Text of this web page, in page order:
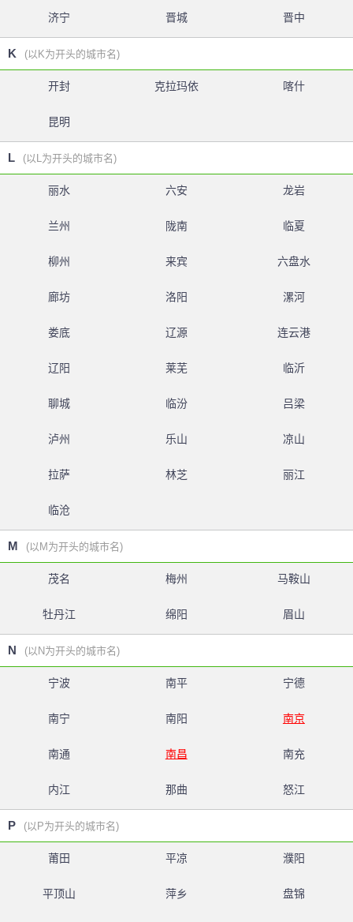
济宁 晋城 晋中
K (以K为开头的城市名)
开封 克拉玛依 喀什
昆明
L (以L为开头的城市名)
丽水 六安 龙岩
兰州 陇南 临夏
柳州 来宾 六盘水
廊坊 洛阳 漯河
娄底 辽源 连云港
辽阳 莱芜 临沂
聊城 临汾 吕梁
泸州 乐山 凉山
拉萨 林芝 丽江
临沧
M (以M为开头的城市名)
茂名 梅州 马鞍山
牡丹江 绵阳 眉山
N (以N为开头的城市名)
宁波 南平 宁德
南宁 南阳 南京
南通 南昌 南充
内江 那曲 怒江
P (以P为开头的城市名)
莆田 平凉 濮阳
平顶山 萍乡 盘锦